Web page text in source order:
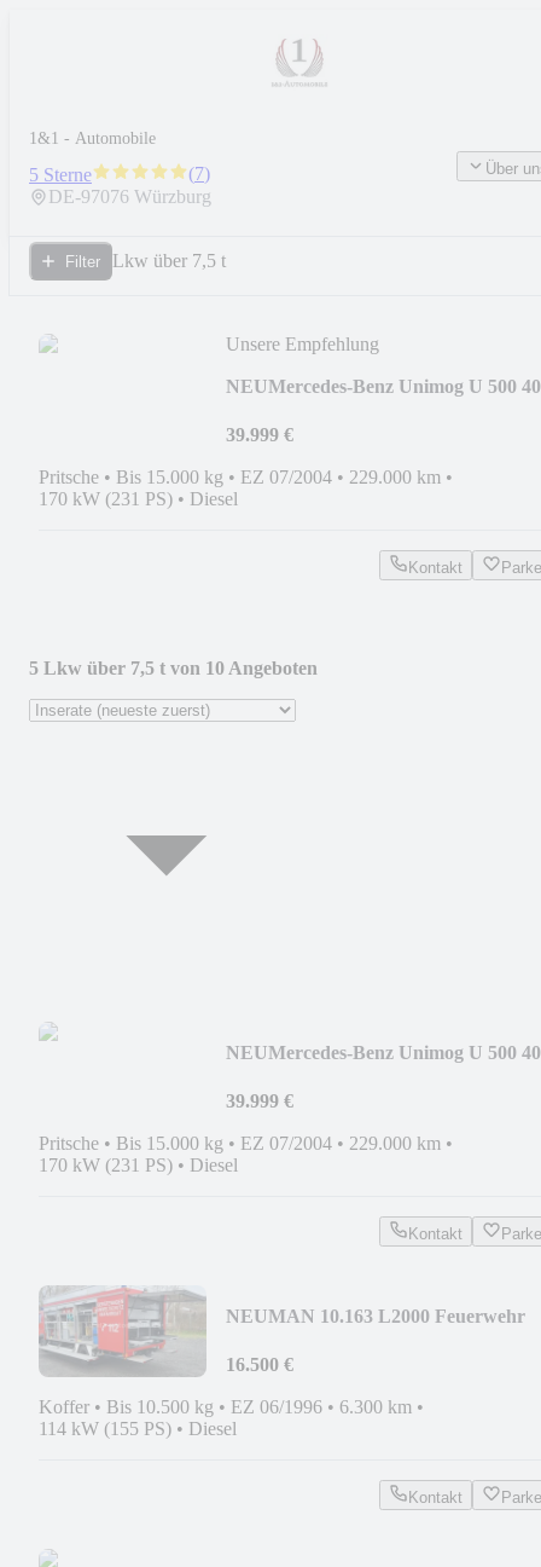
1&1 - Automobile
5 Sterne (7)
DE-97076 Würzburg
Über
Filter Lkw über 7,5 t
Unsere Empfehlung
NEUMercedes-Benz Unimog U 500
39.999 €
Pritsche • Bis 15.000 kg • EZ 07/2004 • 229.000 km •
170 kW (231 PS) • Diesel
Kontakt
5 Lkw über 7,5 t von 10 Angeboten
NEUMercedes-Benz Unimog U 500
39.999 €
Pritsche • Bis 15.000 kg • EZ 07/2004 • 229.000 km •
170 kW (231 PS) • Diesel
Kontakt
NEUMAN 10.163 L2000 Feuerwehr
16.500 €
Koffer • Bis 10.500 kg • EZ 06/1996 • 6.300 km •
114 kW (155 PS) • Diesel
Kontakt